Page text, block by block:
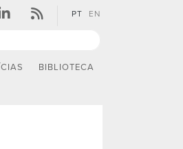
PT EN
BIBLIOTECA